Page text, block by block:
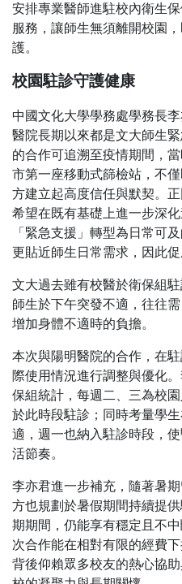
安排專業醫師進駐校內衛生
服務，讓師生無須離開校園
護。
校園駐診守護健康
中國文化大學學務處學務長
醫院長期以來都是文大師生
的合作可追溯至疫情期間，
市第一座移動式篩檢站，不
方建立起高度信任與默契。
希望在既有基礎上進一步深
「緊急支援」轉型為日常可
更貼近師生日常需求，因此促
文大過去雖有校醫於衛保組
師生於下午突發不適，往往
增加身體不適時的負擔。
本次與陽明醫院的合作，在
際使用情況進行調整與優化
保組統計，每週二、三為校
於此時段駐診；同時考量學
適，週一也納入駐診時段，
活節奏。
李亦君進一步補充，隨著暑
方也規劃於暑假期間持續提
期期間，仍能享有穩定且不
次合作能在相對有限的經費
背後仰賴眾多校友的熱心協